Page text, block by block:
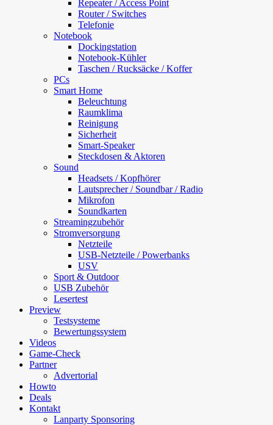
Repeater / Access Point
Router / Switches
Telefonie
Notebook
Dockingstation
Notebook-Kühler
Taschen / Rucksäcke / Koffer
PCs
Smart Home
Beleuchtung
Raumklima
Reinigung
Sicherheit
Smart-Speaker
Steckdosen & Aktoren
Sound
Headsets / Kopfhörer
Lautsprecher / Soundbar / Radio
Mikrofon
Soundkarten
Streamingzubehör
Stromversorgung
Netzteile
USB-Netzteile / Powerbanks
USV
Sport & Outdoor
USB Zubehör
Lesertest
Preview
Testsysteme
Bewertungssystem
Videos
Game-Check
Partner
Advertorial
Howto
Deals
Kontakt
Lanparty Sponsoring